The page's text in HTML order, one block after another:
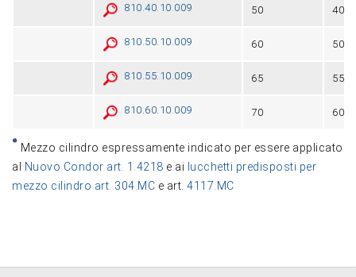
810.40.10.009 50 40 -
810.50.10.009 60 50 -
810.55.10.009 65 55 -
810.60.10.009 70 60 -
Mezzo cilindro espressamente indicato per essere applicato
al Nuovo Condor art. 1.4218 e ai lucchetti predisposti per
mezzo cilindro art. 304.MC e art. 4117.MC